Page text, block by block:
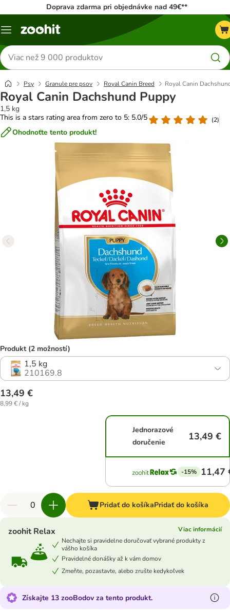
Doprava zdarma pri objednávke nad 49€**
Kategórie
Hľadať
produkty
Psy Granule pre psov Royal Canin Breed Royal Canin
Royal Canin Dachshund Puppy
1,5 kg
This is a stars rating area from zero to 5: 5.0/5
(2)
Ohodnoťte tento produkt!
Produkt (2 možností)
1,5 kg
210169.8
13,49 €
8,99 € / kg
Jednorazové
doručenie
13,49 €
-15% 11,47
Pridať do košíkaPridať do košíka
zoohit Relax
Viac informácií
Nechajte si pravidelne doručovať vybrané produkty z
vášho košíka
Pravidelné donášky až k vám domov
Zmeňte, pozastavte, alebo zrušte kedykoľvek
Získajte 13 zooBodov za tento produkt.